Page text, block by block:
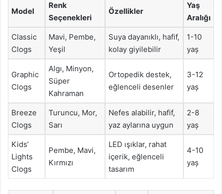
Model
Renk
Seçenekleri
Özellikler
Yaş
Aralığı
Classic
Clogs
Mavi, Pembe,
Yeşil
Suya dayanıklı, hafif,
kolay giyilebilir
1-10
yaș
Graphic
Clogs
Algı, Minyon,
Süper
Kahraman
Ortopedik destek,
eğlenceli desenler
3-12
yaș
Breeze
Clogs
Turuncu, Mor,
Sarı
Nefes alabilir, hafif,
yaz aylarına uygun
2-8
yaș
Kids’
Lights
Clogs
Pembe, Mavi,
Kırmızı
LED ışıklar, rahat
içerik, eğlenceli
tasarım
4-10
yaș